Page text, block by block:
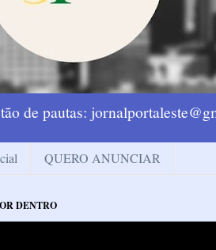
de pautas:
QUERO ANUNCIAR
DENTRO